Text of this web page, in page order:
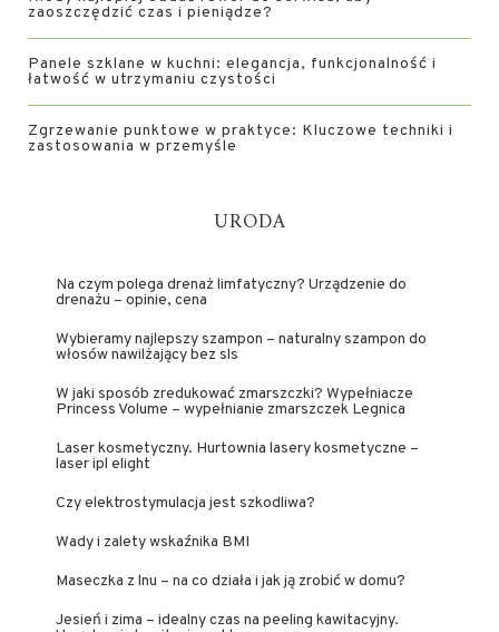
zaoszczędzić czas i pieniądze?
Panele szklane w kuchni: elegancja, funkcjonalność i
łatwość w utrzymaniu czystości
Zgrzewanie punktowe w praktyce: Kluczowe techniki i
zastosowania w przemyśle
URODA
Na czym polega drenaż limfatyczny? Urządzenie do
drenażu – opinie, cena
Wybieramy najlepszy szampon – naturalny szampon do
włosów nawilżający bez sls
W jaki sposób zredukować zmarszczki? Wypełniacze
Princess Volume – wypełnianie zmarszczek Legnica
Laser kosmetyczny. Hurtownia lasery kosmetyczne –
laser ipl elight
Czy elektrostymulacja jest szkodliwa?
Wady i zalety wskaźnika BMI
Maseczka z lnu – na co działa i jak ją zrobić w domu?
Jesień i zima – idealny czas na peeling kawitacyjny.